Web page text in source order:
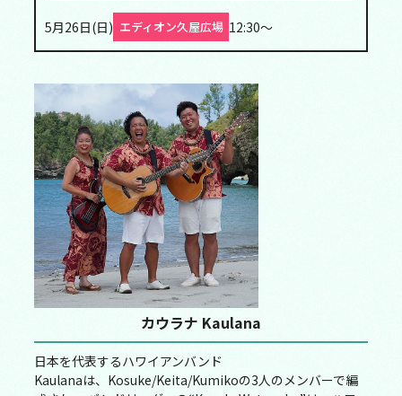
5月26日(日) エディオン久屋広場 12:30～
カウラナ Kaulana
日本を代表するハワイアンバンド
Kaulanaは、Kosuke/Keita/Kumikoの3人のメンバーで編